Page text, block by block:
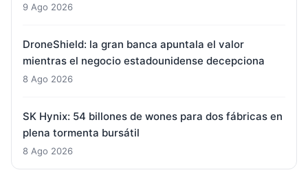
9 Ago 2026
DroneShield: la gran banca apuntala el valor
mientras el negocio estadounidense decepciona
8 Ago 2026
SK Hynix: 54 billones de wones para dos fábricas en
plena tormenta bursátil
8 Ago 2026